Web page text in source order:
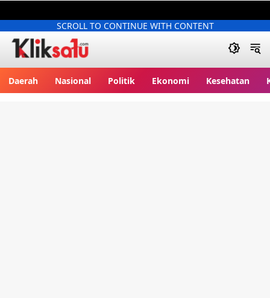
SCROLL TO CONTINUE WITH CONTENT
Daerah Nasional Politik Ekonomi Kesehatan